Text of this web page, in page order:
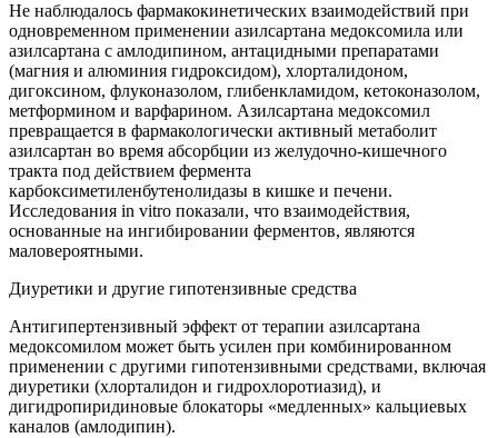
Не наблюдалось фармакокинетических взаимодействий при
одновременном применении азилсартана медоксомила или
азилсартана с амлодипином, антацидными препаратами
(магния и алюминия гидроксидом), хлорталидоном,
дигоксином, флуконазолом, глибенкламидом, кетоконазолом,
метформином и варфарином. Азилсартана медоксомил
превращается в фармакологически активный метаболит
азилсартан во время абсорбции из желудочно-кишечного
тракта под действием фермента
карбоксиметиленбутенолидазы в кишке и печени.
Исследования in vitro показали, что взаимодействия,
основанные на ингибировании ферментов, являются
маловероятными.
Диуретики и другие гипотензивные средства
Антигипертензивный эффект от терапии азилсартана
медоксомилом может быть усилен при комбинированном
применении с другими гипотензивными средствами, включая
диуретики (хлорталидон и гидрохлоротиазид), и
дигидропиридиновые блокаторы «медленных» кальциевых
каналов (амлодипин).